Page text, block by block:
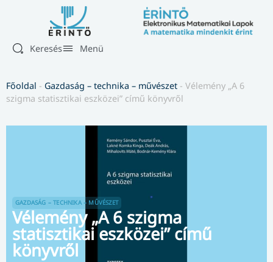
Keresés Menü
Főoldal - Gazdaság – technika – művészet - Vélemény „A 6
szigma statisztikai eszközei” című könyvről
GAZDASÁG – TECHNIKA – MŰVÉSZET
Vélemény „A 6 szigma
statisztikai eszközei” című
könyvről